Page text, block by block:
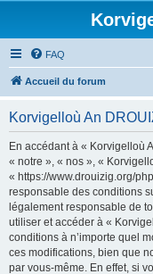
FAQ
Accueil du forum
Korvigelloù An
En accédant à « Korvigelloù
« notre », « nos », «
« https://www.drouizig.org/
responsable des conditions
légalement responsable de
utiliser et accéder à «
conditions à n’importe quel
ces modifications, bien que
par vous-même. En effet, si